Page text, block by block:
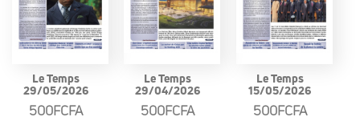
Le Temps
29/05/2026
500FCFA
Le Temps
29/04/2026
500FCFA
Le Temps
15/05/2026
500FCFA